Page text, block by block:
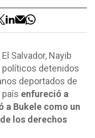
Salvador, Nayib
políticos detenidos
deportados de
enfureció a
a Bukele como un
los derechos